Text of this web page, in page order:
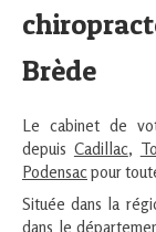
Brède
Le cabinet de
depuis Cadillac,
Podensacpour
Située dans la
dans le